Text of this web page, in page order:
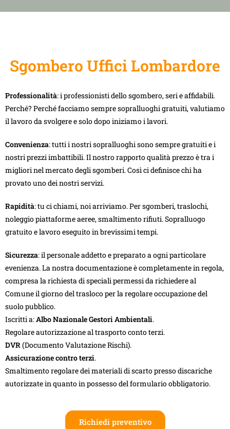
Sgombero Uffici Lombardore
Professionalità: i professionisti dello sgombero, seri e affidabili.
Perché? Perché facciamo sempre sopralluoghi gratuiti, valutiamo
il lavoro da svolgere e solo dopo iniziamo i lavori.
Convenienza: tutti i nostri sopralluoghi sono sempre gratuiti e i
nostri prezzi imbattibili. Il nostro rapporto qualità prezzo è tra i
migliori nel mercato degli sgomberi. Così ci definisce chi ha
provato uno dei nostri servizi.
Rapidità: tu ci chiami, noi arriviamo. Per sgomberi, traslochi,
noleggio piattaforme aeree, smaltimento rifiuti. Sopralluogo
gratuito e lavoro eseguito in brevissimi tempi.
Sicurezza: il personale addetto e preparato a ogni particolare
evenienza. La nostra documentazione è completamente in regola,
compresa la richiesta di speciali permessi da richiedere al
Comune il giorno del trasloco per la regolare occupazione del
suolo pubblico.
Iscritti a:Albo Nazionale Gestori Ambientali.
Regolare autorizzazione al trasporto conto terzi.
DVR(Documento Valutazione Rischi).
Assicurazione contro terzi.
Smaltimento regolare dei materiali di scarto presso discariche
autorizzate in quanto in possesso del formulario obbligatorio.
Richiedi preventivo